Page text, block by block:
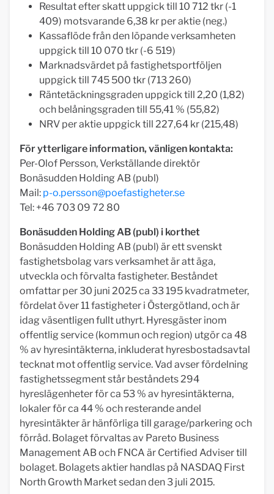
Resultat efter skatt uppgick till 10 712 tkr (-1
409) motsvarande 6,38 kr per aktie (neg.)
Kassaflöde från den löpande verksamheten
uppgick till 10 070 tkr (-6 519)
Marknadsvärdet på fastighetsportföljen
uppgick till 745 500 tkr (713 260)
Räntetäckningsgraden uppgick till 2,20 (1,82)
och belåningsgraden till 55,41 % (55,82)
NRV per aktie uppgick till 227,64 kr (215,48)
För ytterligare information, vänligen kontakta:
Per-Olof Persson, Verkställande direktör
Bonäsudden Holding AB (publ)
Mail: p-o.persson@poefastigheter.se
Tel: +46 703 09 72 80
Bonäsudden Holding AB (publ) i korthet
Bonäsudden Holding AB (publ) är ett svenskt
fastighetsbolag vars verksamhet är att äga,
utveckla och förvalta fastigheter. Beståndet
omfattar per 30 juni 2025 ca 33 195 kvadratmeter,
fördelat över 11 fastigheter i Östergötland, och är
idag väsentligen fullt uthyrt. Hyresgäster inom
offentlig service (kommun och region) utgör ca 48
% av hyresintäkterna, inkluderat hyresbostadsavtal
tecknat mot offentlig service. Vad avser fördelning
fastighetssegment står beståndets 294
hyreslägenheter för ca 53 % av hyresintäkterna,
lokaler för ca 44 % och resterande andel
hyresintäkter är hänförliga till garage/parkering och
förråd. Bolaget förvaltas av Pareto Business
Management AB och FNCA är Certified Adviser till
bolaget. Bolagets aktier handlas på NASDAQ First
North Growth Market sedan den 3 juli 2015.